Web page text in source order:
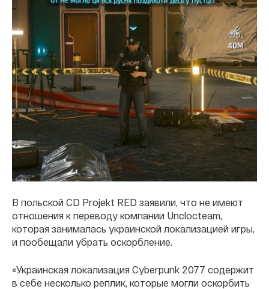
В польской CD Projekt RED заявили, что не имеют
отношения к переводу компании Unclocteam,
которая занималась украинской локализацией игры,
и пообещали убрать оскорбление.
«Украинская локализация Cyberpunk 2077 содержит
в себе несколько реплик, которые могли оскорбить